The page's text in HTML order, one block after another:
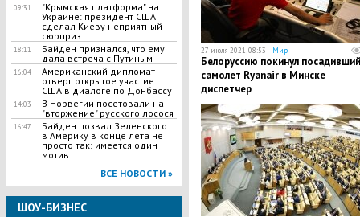
09:31
​"Крымская платформа" на
Украине: президент США
сделал Киеву неприятный
сюрприз
18:11
Байден признался, что ему
дала встреча с Путиным
16:04
Американский дипломат
отверг открытое участие
США в диалоге по Донбассу
14:03
В Норвегии посетовали на
"вторжение" русского лосося
16:47
Байден позвал Зеленского
в Америку в конце лета не
просто так: имеется один
мотив
ВСЕ НОВОСТИ »
ШОУ-БИЗНЕС
27 июля 2021, 08:53 —Мир
Белоруссию покинул посадивший
самолет Ryanair в Минске
диспетчер